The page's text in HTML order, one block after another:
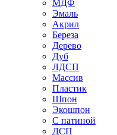
МДФ
Эмаль
Акрил
Береза
Дерево
Дуб
ЛДСП
Массив
Пластик
Шпон
Экошпон
С патиной
ДСП